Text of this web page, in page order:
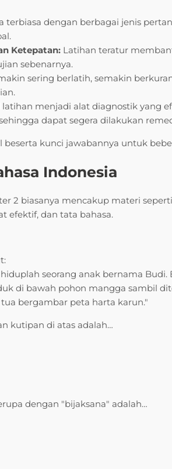
terbiasa dengan berbagai jenis
Ketepatan: Latihan teratur
sebenarnya.
sering berlatih, semakin
latihan menjadi alat diagnostik yang
dapat segera dilakukan
kunci jawabannya untuk
Indonesia
2 biasanya mencakup materi
efektif, dan tata bahasa.
seorang anak bernama
di bawah pohon mangga sambil
bergambar peta harta karun."
kutipan di atas adalah…
dengan "bijaksana" adalah…